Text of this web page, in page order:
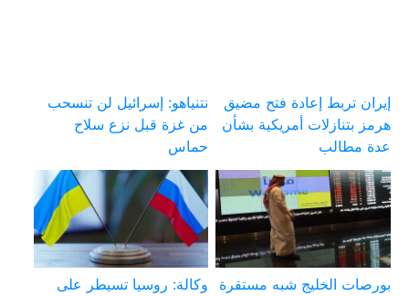
إيران تربط إعادة فتح مضيق
هرمز بتنازلات أمريكية بشأن
عدة مطالب
نتنياهو: إسرائيل لن تنسحب
من غزة قبل نزع سلاح
حماس
بورصات الخليج شبه مستقرة
وكالة: روسيا تسيطر على